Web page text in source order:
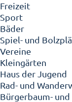
Freizeit
Sport
Bäder
Spiel- und
Vereine
Kleingärten
Haus der Jugend
Rad- und
Bürgerbaum-